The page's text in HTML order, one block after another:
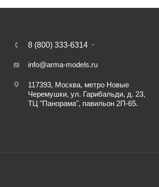
8 (800) 333-6314
info@arma-models.ru
117393, Москва, метро Новые
Черемушки, ул. Гарибальди, д. 23,
ТЦ "Панорама", павильон 2П-65.